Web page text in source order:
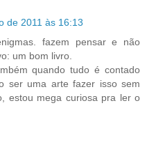
de 2011 às 16:13
fazem pensar e não
um bom livro.
quando tudo é contado
ser uma arte fazer isso sem
estou mega curiosa pra ler o